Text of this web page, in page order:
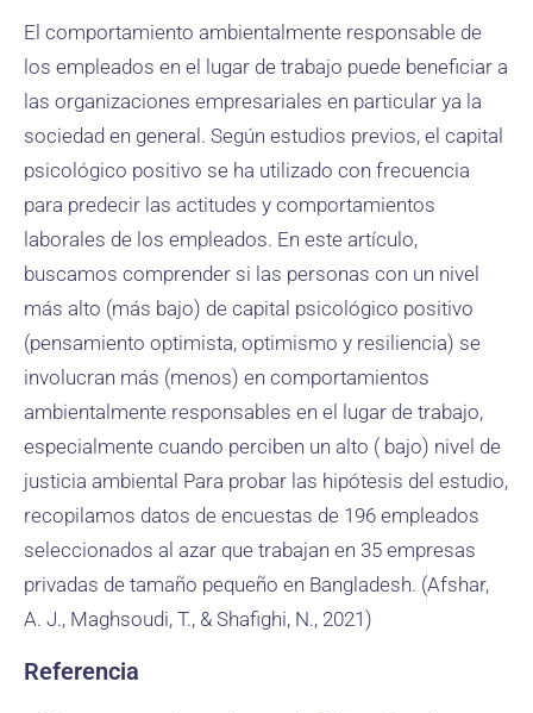
El comportamiento ambientalmente responsable de
los empleados en el lugar de trabajo puede beneficiar a
las organizaciones empresariales en particular ya la
sociedad en general. Según estudios previos, el capital
psicológico positivo se ha utilizado con frecuencia
para predecir las actitudes y comportamientos
laborales de los empleados. En este artículo,
buscamos comprender si las personas con un nivel
más alto (más bajo) de capital psicológico positivo
(pensamiento optimista, optimismo y resiliencia) se
involucran más (menos) en comportamientos
ambientalmente responsables en el lugar de trabajo,
especialmente cuando perciben un alto ( bajo) nivel de
justicia ambiental Para probar las hipótesis del estudio,
recopilamos datos de encuestas de 196 empleados
seleccionados al azar que trabajan en 35 empresas
privadas de tamaño pequeño en Bangladesh. (Afshar,
A. J., Maghsoudi, T., & Shafighi, N., 2021)
Referencia